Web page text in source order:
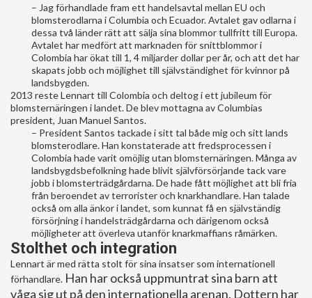
– Jag förhandlade fram ett handelsavtal mellan EU och
blomsterodlarna i Columbia och Ecuador. Avtalet gav odlarna i
dessa två länder rätt att sälja sina blommor tullfritt till Europa.
Avtalet har medfört att marknaden för snittblommor i
Colombia har ökat till 1, 4 miljarder dollar per år, och att det har
skapats jobb och möjlighet till självständighet för kvinnor på
landsbygden.
2013 reste Lennart till Colombia och deltog i ett jubileum för
blomsternäringen i landet. De blev mottagna av Columbias
president, Juan Manuel Santos.
– President Santos tackade i sitt tal både mig och sitt lands
blomsterodlare. Han konstaterade att fredsprocessen i
Colombia hade varit omöjlig utan blomsternäringen. Många av
landsbygdsbefolkning hade blivit självförsörjande tack vare
jobb i blomsterträdgårdarna. De hade fått möjlighet att bli fria
från beroendet av terrorister och knarkhandlare. Han talade
också om alla änkor i landet, som kunnat få en självständig
försörjning i handelsträdgårdarna och därigenom också
möjligheter att överleva utanför knarkmaffians råmärken.
Stolthet och integration
Lennart är med rätta stolt för sina insatser som internationell
förhandlare. Han har också uppmuntrat sina barn att
våga sig ut på den internationella arenan. Dottern har